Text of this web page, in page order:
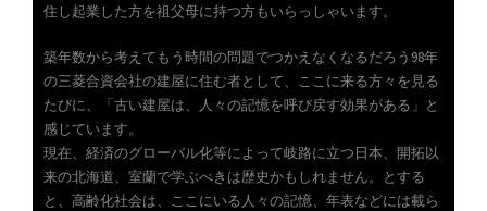
住し起業した方を祖父母に持つ方もいらっしゃいます。
築年数から考えてもう時間の問題でつかえなくなるだろう98年
の三菱合資会社の建屋に住む者として、ここに来る方々を見る
たびに、「古い建屋は、人々の記憶を呼び戻す効果がある」と
感じています。
現在、経済のグローバル化等によって岐路に立つ日本、開拓以
来の北海道、室蘭で学ぶべきは歴史かもしれません。とする
と、高齢化社会は、ここにいる人々の記憶、年表などには載ら